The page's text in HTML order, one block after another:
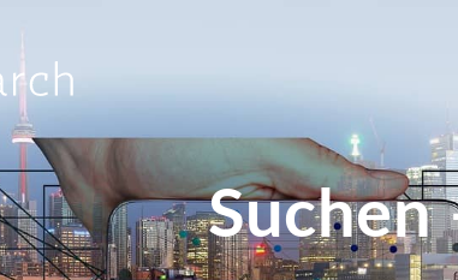
Chemie/Pharma MEM
Suchen